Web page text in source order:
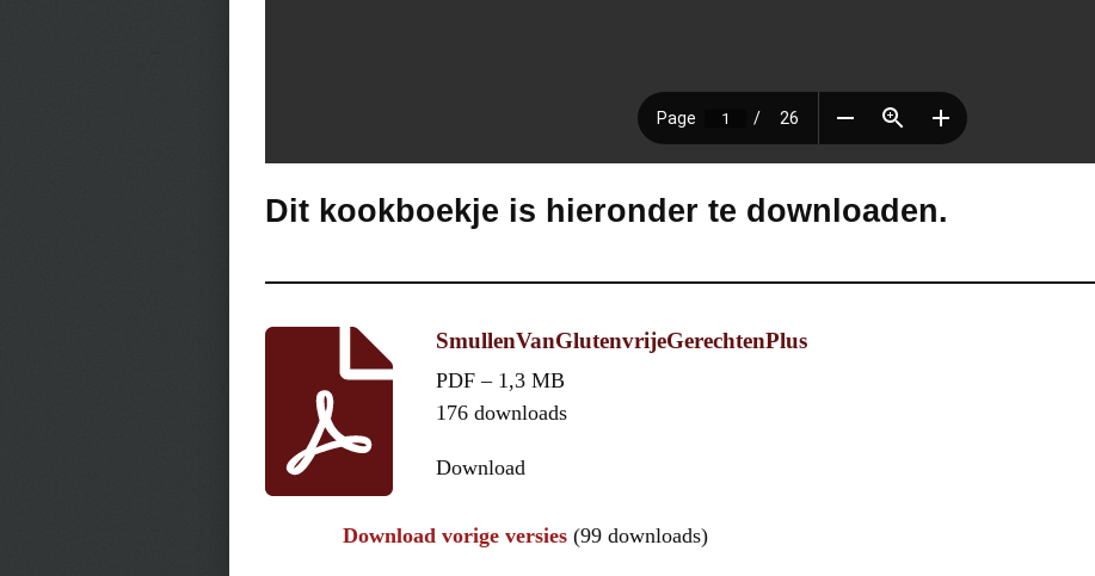
Dit kookboekje is hieronder te downloaden.
SmullenVanGlutenvrijeGerechtenPlus
PDF – 1,3 MB
176 downloads
Download
Download vorige versies (99 downloads)